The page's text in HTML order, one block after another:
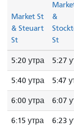
Market St
& Steuart
St
&
St
5:20 утра 5:27
5:40 утра 5:47
6:00 утра 6:07
6:15 утра 6:23